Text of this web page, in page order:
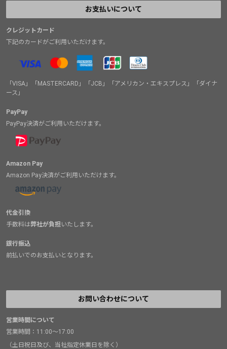
お支払いについて
クレジットカード
下記のカードがご利用いただけます。
「VISA」「MASTERCARD」「JCB」「アメリカン・エキスプレス」「ダイナ
ース」
PayPay
PayPay決済がご利用いただけます。
Amazon Pay
Amazon Pay決済がご利用いただけます。
代金引換
手数料は弊社が負担いたします。
銀行振込
前払いでのお支払いとなります。
お問い合わせについて
営業時間について
営業時間：11:00～17:00
（土日祝日及び、当社指定休業日を除く）